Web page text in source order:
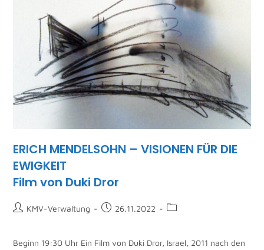
ERICH MENDELSOHN – VISIONEN FÜR DIE
EWIGKEIT
Film von Duki Dror
KMV-Verwaltung 26.11.2022
Beginn 19:30 Uhr Ein Film von Duki Dror, Israel, 2011 nach den